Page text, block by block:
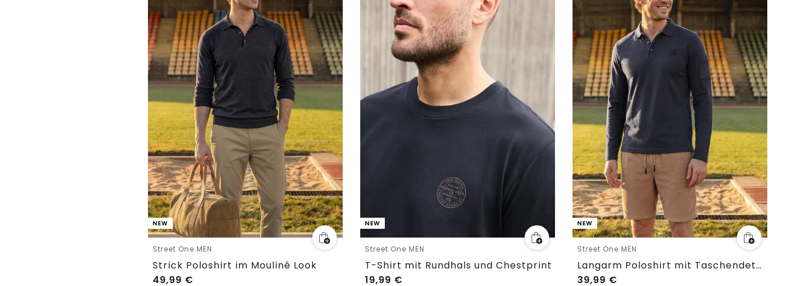
NEW
Street One MEN
Strick Poloshirt im Mouliné Look
49,99 €
NEW
Street One MEN
T-Shirt mit Rundhals und Chestprint
19,99 €
NEW
Street One MEN
Langarm Poloshirt mit Taschendetail
39,99 €